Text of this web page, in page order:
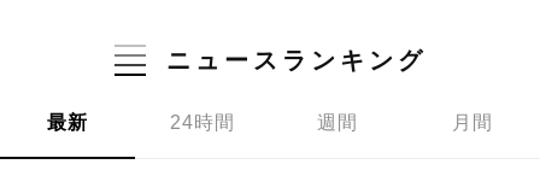
ニュースランキング
最新 24時間 週間 月間